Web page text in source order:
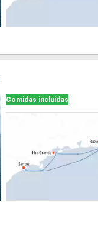
Comidas incluidas